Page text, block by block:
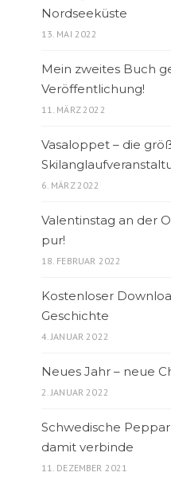
Nordseeküste
13. MAI 2022
Mein zweites Buch
Veröffentlichung!
11. MÄRZ 2022
Vasaloppet – die
6. MÄRZ 2022
Valentinstag an der
pur!
18. FEBRUAR 2022
Kostenloser
Geschichte
4. JANUAR 2022
Neues Jahr – neue
2. JANUAR 2022
Schwedische
damit verbinde
11. DEZEMBER 2021